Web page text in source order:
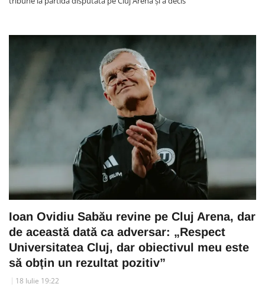
Ioan Ovidiu Sabău revine pe Cluj Arena, dar
de această dată ca adversar: „Respect
Universitatea Cluj, dar obiectivul meu este
să obțin un rezultat pozitiv”
18 Iulie 19:22